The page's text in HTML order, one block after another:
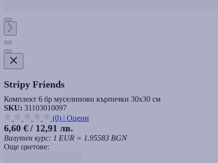
Stripy Friends
Комплект 6 бр муселинови кърпички 30х30 см
SKU: 31103010097
(0) | Оцени
6,60 €/ 12,91 лв.
Валутен курс: 1 EUR = 1.95583 BGN
Още цветове: